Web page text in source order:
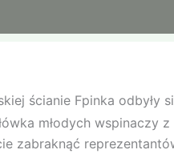
ścianie Fpinka
młodych
zabraknąć